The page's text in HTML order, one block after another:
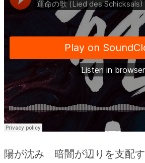
陽が沈み 暗闇が辺りを支配